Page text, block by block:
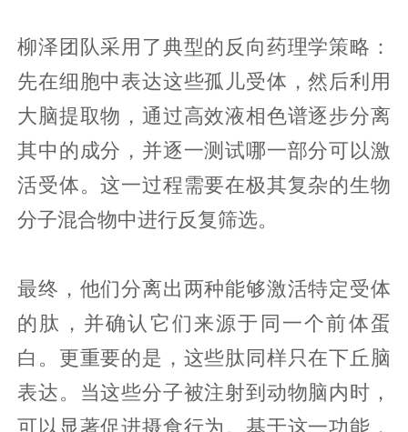
柳泽团队采用了典型的反向药理学策略：
先在细胞中表达这些孤儿受体，然后利用
大脑提取物，通过高效液相色谱逐步分离
其中的成分，并逐一测试哪一部分可以激
活受体。这一过程需要在极其复杂的生物
分子混合物中进行反复筛选。
最终，他们分离出两种能够激活特定受体
的肽，并确认它们来源于同一个前体蛋
白。更重要的是，这些肽同样只在下丘脑
表达。当这些分子被注射到动物脑内时，
可以显著促进摄食行为。基于这一功能，